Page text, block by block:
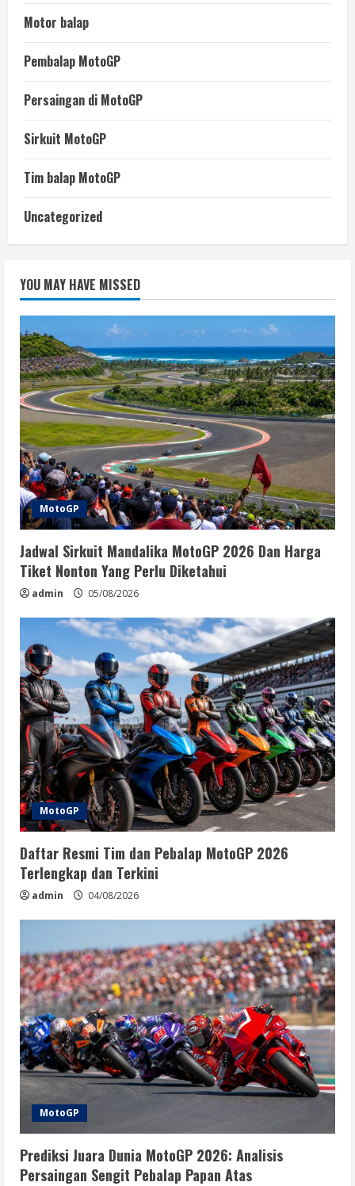
Motor balap
Pembalap MotoGP
Persaingan di MotoGP
Sirkuit MotoGP
Tim balap MotoGP
Uncategorized
YOU MAY HAVE MISSED
MotoGP
Jadwal Sirkuit Mandalika MotoGP 2026 Dan Harga
Tiket Nonton Yang Perlu Diketahui
admin 05/08/2026
MotoGP
Daftar Resmi Tim dan Pebalap MotoGP 2026
Terlengkap dan Terkini
admin 04/08/2026
MotoGP
Prediksi Juara Dunia MotoGP 2026: Analisis
Persaingan Sengit Pebalap Papan Atas